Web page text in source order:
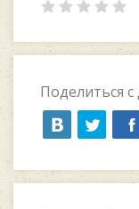
Поделиться с